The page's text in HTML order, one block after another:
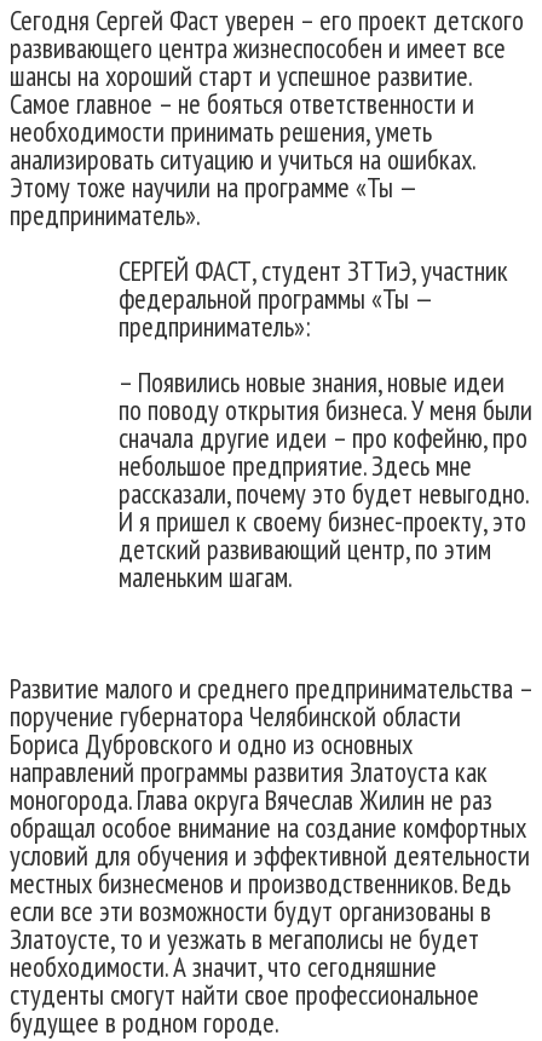
Сегодня Сергей Фаст уверен – его проект детского
развивающего центра жизнеспособен и имеет все
шансы на хороший старт и успешное развитие.
Самое главное – не бояться ответственности и
необходимости принимать решения, уметь
анализировать ситуацию и учиться на ошибках.
Этому тоже научили на программе «Ты —
предприниматель».
СЕРГЕЙ ФАСТ, студент ЗТТиЭ, участник
федеральной программы «Ты —
предприниматель»:
– Появились новые знания, новые идеи
по поводу открытия бизнеса. У меня были
сначала другие идеи – про кофейню, про
небольшое предприятие. Здесь мне
рассказали, почему это будет невыгодно.
И я пришел к своему бизнес-проекту, это
детский развивающий центр, по этим
маленьким шагам.
Развитие малого и среднего предпринимательства –
поручение губернатора Челябинской области
Бориса Дубровского и одно из основных
направлений программы развития Златоуста как
моногорода. Глава округа Вячеслав Жилин не раз
обращал особое внимание на создание комфортных
условий для обучения и эффективной деятельности
местных бизнесменов и производственников. Ведь
если все эти возможности будут организованы в
Златоусте, то и уезжать в мегаполисы не будет
необходимости. А значит, что сегодняшние
студенты смогут найти свое профессиональное
будущее в родном городе.